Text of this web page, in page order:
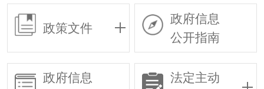
政策文件
政府信息
公开指南
政府信息
法定主动